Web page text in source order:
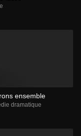
ensemble
dramatique